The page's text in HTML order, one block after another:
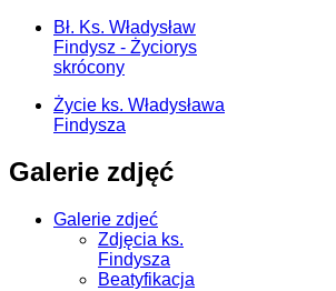
Bł. Ks. Władysław
Findysz - Życiorys
skrócony
Życie ks. Władysława
Findysza
Galerie zdjęć
Galerie zdjeć
Zdjęcia ks.
Findysza
Beatyfikacja